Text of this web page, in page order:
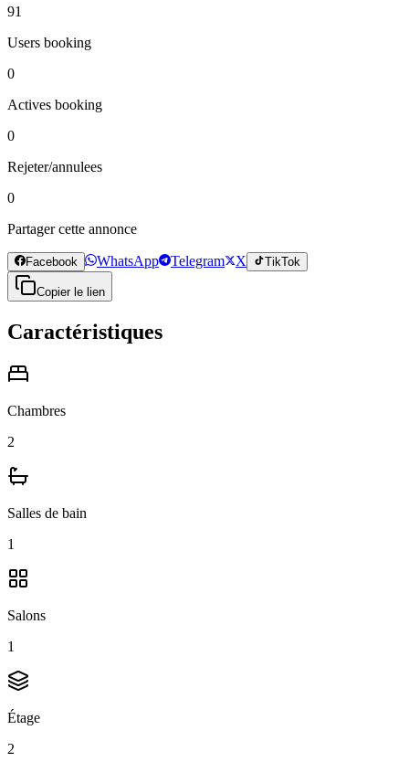
91
Users booking
0
Actives booking
0
Rejeter/annulees
0
Partager cette annonce
Facebook WhatsApp Telegram X TikTok
Copier le lien
Caractéristiques
Chambres
2
Salles de bain
1
Salons
1
Étage
2